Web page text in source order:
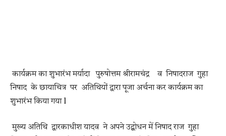
कार्यक्रम का शुभारंभ मर्यादा पुरुषोत्तम श्रीरामचंद्र व निषादराज गुहा
निषाद के छायाचित्र पर अतिथियों द्वारा पूजा अर्चना कर कार्यक्रम का
शुभारंभ किया गया l
मुख्य अतिथि द्वारकाधीश यादव ने अपने उद्बोधन में निषाद राज गुहा